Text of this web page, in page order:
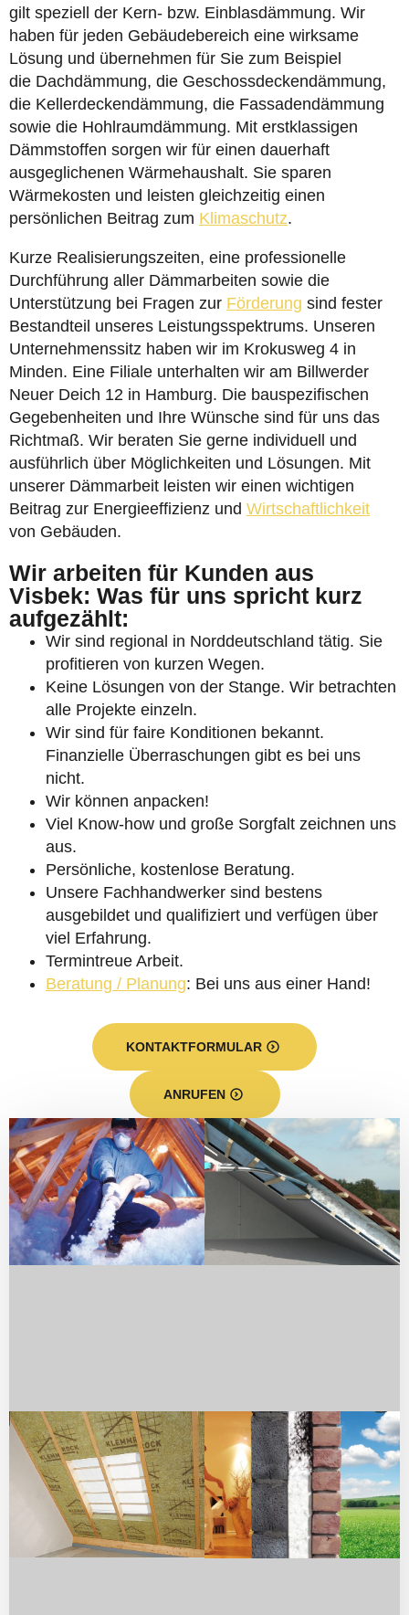
gilt speziell der Kern- bzw. Einblasdämmung. Wir
haben für jeden Gebäudebereich eine wirksame
Lösung und übernehmen für Sie zum Beispiel
die Dachdämmung, die Geschossdeckendämmung,
die Kellerdeckendämmung, die Fassadendämmung
sowie die Hohlraumdämmung. Mit erstklassigen
Dämmstoffen sorgen wir für einen dauerhaft
ausgeglichenen Wärmehaushalt. Sie sparen
Wärmekosten und leisten gleichzeitig einen
persönlichen Beitrag zum Klimaschutz.
Kurze Realisierungszeiten, eine professionelle
Durchführung aller Dämmarbeiten sowie die
Unterstützung bei Fragen zur Förderung sind fester
Bestandteil unseres Leistungsspektrums. Unseren
Unternehmenssitz haben wir im Krokusweg 4 in
Minden. Eine Filiale unterhalten wir am Billwerder
Neuer Deich 12 in Hamburg. Die bauspezifischen
Gegebenheiten und Ihre Wünsche sind für uns das
Richtmaß. Wir beraten Sie gerne individuell und
ausführlich über Möglichkeiten und Lösungen. Mit
unserer Dämmarbeit leisten wir einen wichtigen
Beitrag zur Energieeffizienz und Wirtschaftlichkeit
von Gebäuden.
Wir arbeiten für Kunden aus
Visbek: Was für uns spricht kurz
aufgezählt:
Wir sind regional in Norddeutschland tätig. Sie
profitieren von kurzen Wegen.
Keine Lösungen von der Stange. Wir betrachten
alle Projekte einzeln.
Wir sind für faire Konditionen bekannt.
Finanzielle Überraschungen gibt es bei uns
nicht.
Wir können anpacken!
Viel Know-how und große Sorgfalt zeichnen uns
aus.
Persönliche, kostenlose Beratung.
Unsere Fachhandwerker sind bestens
ausgebildet und qualifiziert und verfügen über
viel Erfahrung.
Termintreue Arbeit.
Beratung / Planung: Bei uns aus einer Hand!
KONTAKTFORMULAR
ANRUFEN